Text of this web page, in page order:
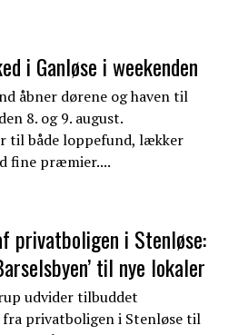
i Ganløse i weekenden
åbner dørene og haven til
8. og 9. august.
til både loppefund, lækker
fine præmier....
privatboligen i Stenløse:
til nye lokaler
udvider tilbuddet
privatboligen i Stenløse til